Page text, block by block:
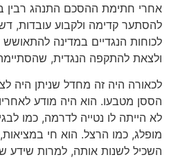
אחרי חתימת ההסכם התנהג רבין
להסתער קדימה ולקבוע עובדות,
לכוחות הנגדיים במדינה
ולצאת להתקפה הנגדית,
לכאורה היה זה מחדל שניתן היה
הססן מטבעו. הוא היה מודע
לא הייתה לו נטייה לדרמה, כמו
מופלג, כמו הרצל. הוא חי
השכיל לשנות אותה, למרות שידע